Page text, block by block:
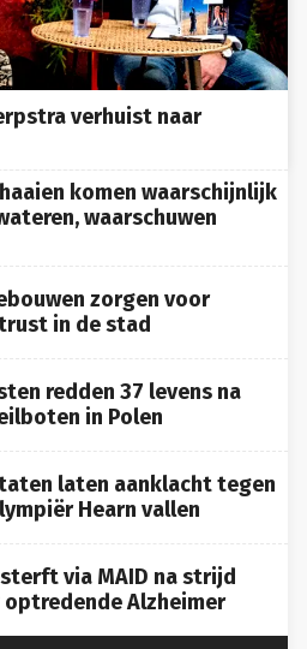
verhuist naar
komen waarschijnlijk
waarschuwen
zorgen voor
in de stad
redden 37 levens na
in Polen
laten aanklacht tegen
Hearn vallen
via MAID na strijd
Alzheimer